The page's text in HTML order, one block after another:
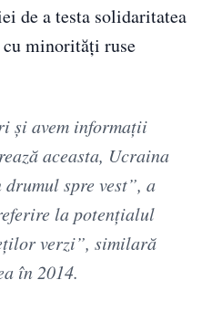
de a testa solidaritatea
minorități ruse
şi avem informaţii
aceasta, Ucraina
spre vest”, a
la potențialul
verzi”, similară
în 2014.